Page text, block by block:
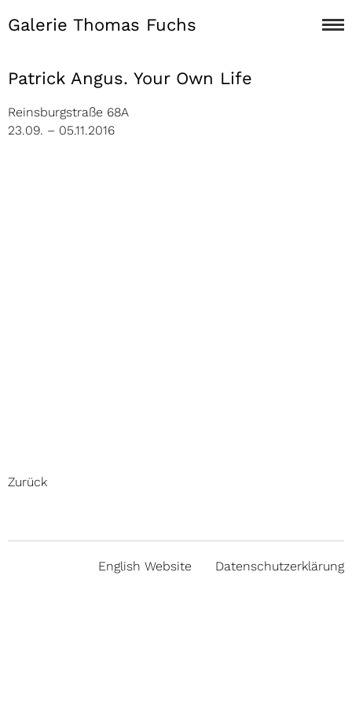
Galerie Thomas Fuchs
Patrick Angus. Your Own Life
Reinsburgstraße 68A
23.09. – 05.11.2016
Zurück
English Website Datenschutzerklärung